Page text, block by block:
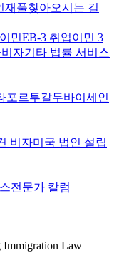
재풀찾아오시는 길
민EB-3 취업이민 3
자기타 법률 서비스
포르투갈두바이 세인
비자미국 법인 설립
전문가 칼럼
Law